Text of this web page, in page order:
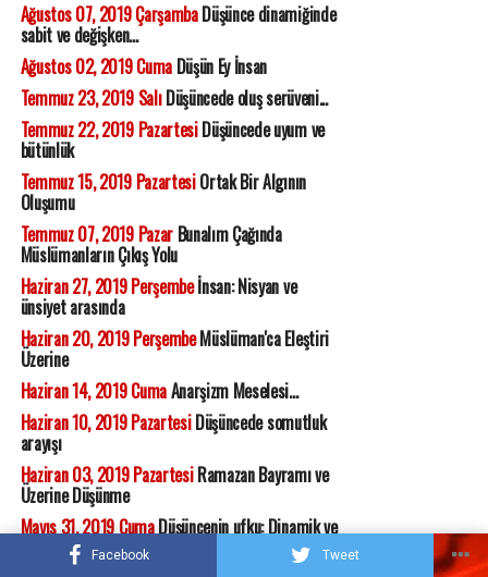
Facebook Tweet
Ağustos 07, 2019 ÇarşambaDüşünce dinamiğinde
sabit ve değişken...
Ağustos 02, 2019 CumaDüşün Ey İnsan
Temmuz 23, 2019 SalıDüşüncede oluş serüveni...
Temmuz 22, 2019 PazartesiDüşüncede uyum ve
bütünlük
Temmuz 15, 2019 PazartesiOrtak Bir Algının
Oluşumu
Temmuz 07, 2019 PazarBunalım Çağında
Müslümanların Çıkış Yolu
Haziran 27, 2019 Perşembeİnsan: Nisyan ve
ünsiyet arasında
Haziran 20, 2019 PerşembeMüslüman'ca Eleştiri
Üzerine
Haziran 14, 2019 CumaAnarşizm Meselesi...
Haziran 10, 2019 PazartesiDüşüncede somutluk
arayışı
Haziran 03, 2019 PazartesiRamazan Bayramı ve
Üzerine Düşünme
Mayıs 31, 2019 CumaDüşüncenin ufku: Dinamik ve
sonsuzluğa talip